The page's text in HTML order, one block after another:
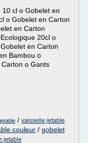
cl o Gobelet en
o Gobelet en Carton
en Carton
20cl o
en Carton
Bambou o
o Gants
/ vaisselle jetable
couleur / gobelet
jetable